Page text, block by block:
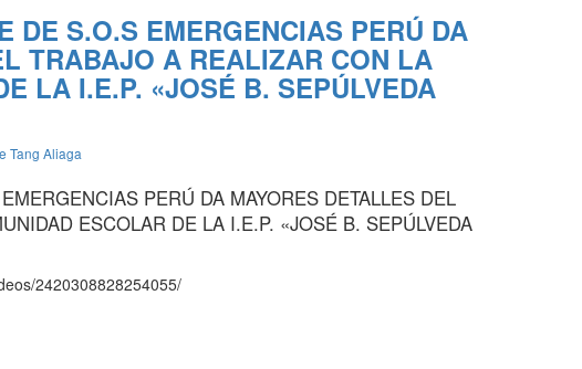
DE S.O.S EMERGENCIAS PERÚ DA
TRABAJO A REALIZAR CON LA
LA I.E.P. «JOSÉ B. SEPÚLVEDA
Tang Aliaga
PERÚ DA MAYORES DETALLES DEL
ESCOLAR DE LA I.E.P. «JOSÉ B. SEPÚLVEDA
2420308828254055/